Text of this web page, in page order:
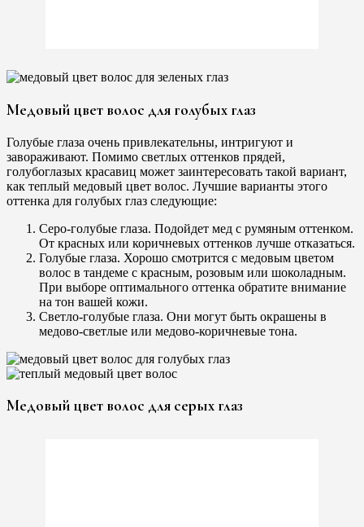
Медовый цвет волос для голубых глаз
Голубые глаза очень привлекательны, интригуют и
завораживают. Помимо светлых оттенков прядей,
голубоглазых красавиц может заинтересовать такой вариант,
как теплый медовый цвет волос. Лучшие варианты этого
оттенка для голубых глаз следующие:
Серо-голубые глаза. Подойдет мед с румяным оттенком.
От красных или коричневых оттенков лучше отказаться.
Голубые глаза. Хорошо смотрится с медовым цветом
волос в тандеме с красным, розовым или шоколадным.
При выборе оптимального оттенка обратите внимание
на тон вашей кожи.
Светло-голубые глаза. Они могут быть окрашены в
медово-светлые или медово-коричневые тона.
Медовый цвет волос для серых глаз